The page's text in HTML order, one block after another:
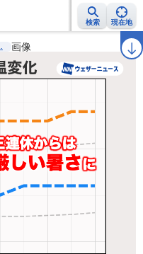
検索 現在地
警報・注意報 ラ
画像